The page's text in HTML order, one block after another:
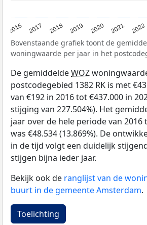
2016 2017 2018 2019 2020 2021 2022
Bovenstaande grafiek toont de
woningwaarde per jaar in het
De gemiddeldeWOZ
postcodegebied 1382 RK is met
van €192 in 2016 tot €437.000 in
stijging van 227.504%). Het
jaar over de hele periode van 2016
was €48.534 (13.869%). De
in de tijd volgt een duidelijk
stijgen bijna ieder jaar.
Bekijk ook de ranglijst van de
buurt in de gemeente Amsterdam.
Toelichting